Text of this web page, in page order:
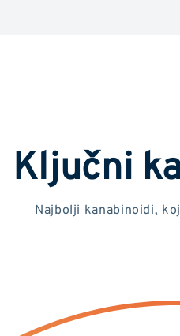
Ključni
Najbolji kanabinoidi,